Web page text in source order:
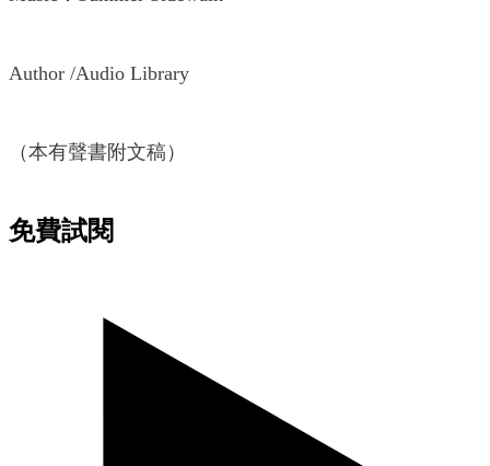
Author /Audio Library
（本有聲書附文稿）
免費試閱